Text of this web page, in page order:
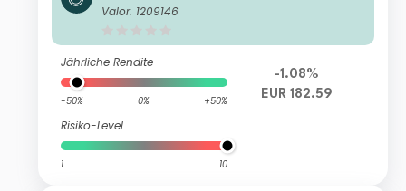
p A Capitalisation EUR
Valor: 1209146
Jährliche Rendite
-50% 0% +50%
Risiko-Level
1 10
-1.08%
EUR 182.59